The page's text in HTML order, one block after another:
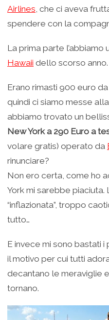
Airlines, che ci aveva
spendere con la
La prima parte l’abbiamo
Hawaii dello scorso anno.
Erano rimasti 900 euro
quindi ci siamo messe
abbiamo trovato un
New York a 290 Euro a
volare gratis) operato da
rinunciare?
Non ero certa, come ho
York mi sarebbe piaciuta.
“inflazionata”, troppo
tutto…
E invece mi sono bastati i
il motivo per cui tutti
decantano le meraviglie
tornano.